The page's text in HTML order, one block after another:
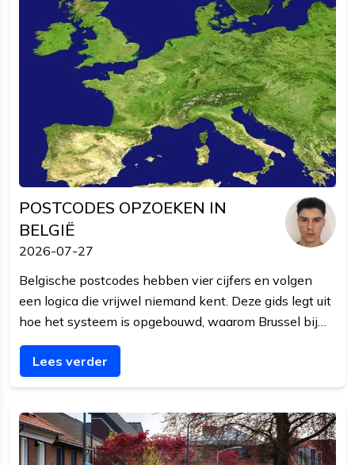
POSTCODES OPZOEKEN IN
BELGIË
2026-07-27
Belgische postcodes hebben vier cijfers en volgen
een logica die vrijwel niemand kent. Deze gids legt uit
hoe het systeem is opgebouwd, waarom Brussel bij
1000 begint, waarom een postcode geen gemeente
is, en hoe je postcodes automatisch opzoekt in plaats
van een eigen lijst bij te houden.
Lees verder